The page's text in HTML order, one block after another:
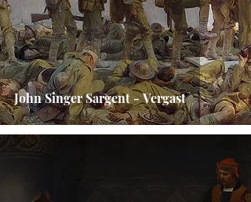
John Singer Sargent - Vergast